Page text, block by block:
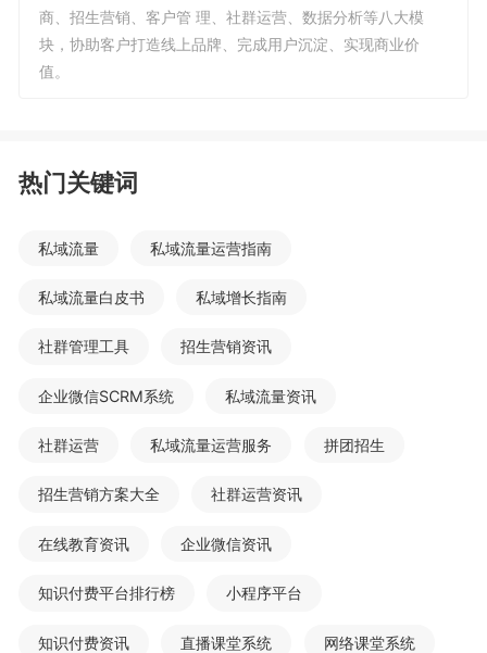
商、招生营销、客户管 理、社群运营、数据分析等八大模
块，协助客户打造线上品牌、完成用户沉淀、实现商业价
值。
热门关键词
私域流量 私域流量运营指南
私域流量白皮书 私域增长指南
社群管理工具 招生营销资讯
企业微信SCRM系统 私域流量资讯
社群运营 私域流量运营服务 拼团招生
招生营销方案大全 社群运营资讯
在线教育资讯 企业微信资讯
知识付费平台排行榜 小程序平台
知识付费资讯 直播课堂系统 网络课堂系统